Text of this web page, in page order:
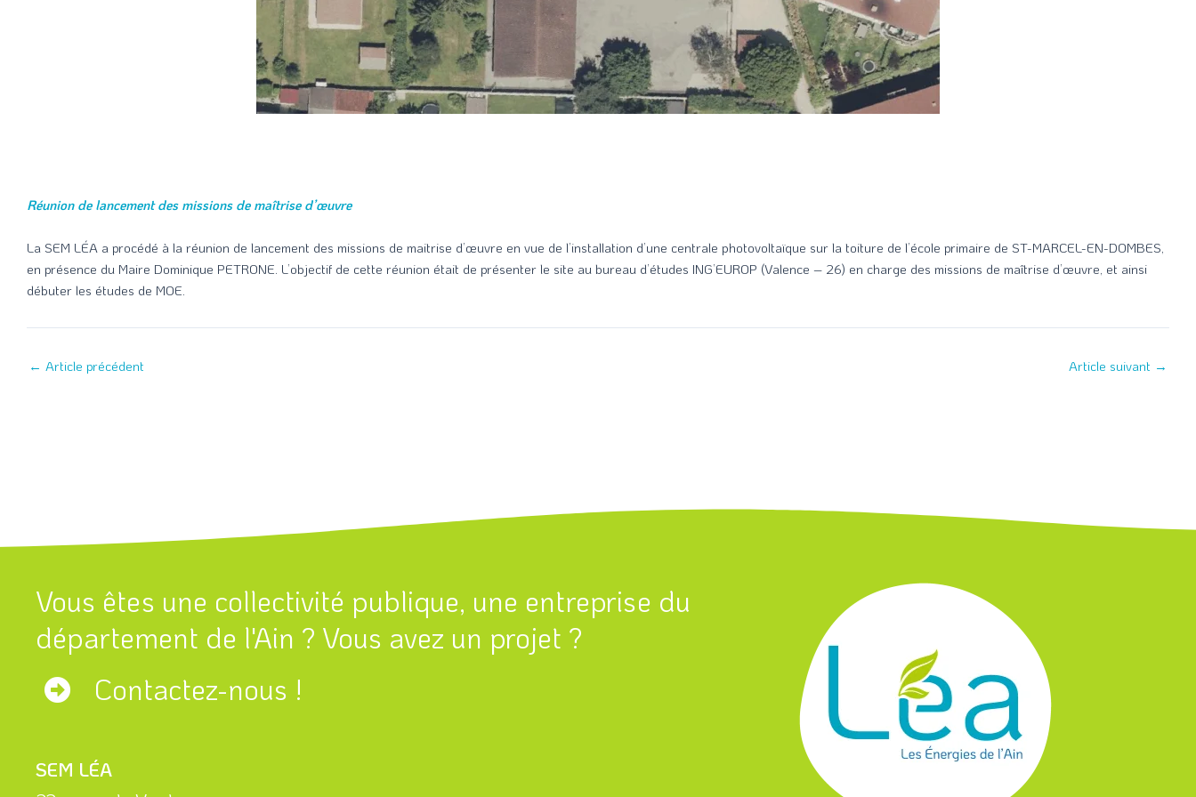
Réunion de lancement des missions de maîtrise d’œuvre
La SEM LÉA a procédé à la réunion de lancement des missions de maitrise d’œuvre en vue de l’installation d’une centrale photovoltaïque sur la toiture de l’école primaire de ST-MARCEL-EN-DOMBES,
en présence du Maire Dominique PETRONE. L’objectif de cette réunion était de présenter le site au bureau d’études ING’EUROP (Valence – 26) en charge des missions de maîtrise d’œuvre, et ainsi
débuter les études de MOE.
← Article précédent Article suivant →
Vous êtes une collectivité publique, une entreprise du
département de l'Ain ? Vous avez un projet ?
Contactez-nous !
SEM LÉA